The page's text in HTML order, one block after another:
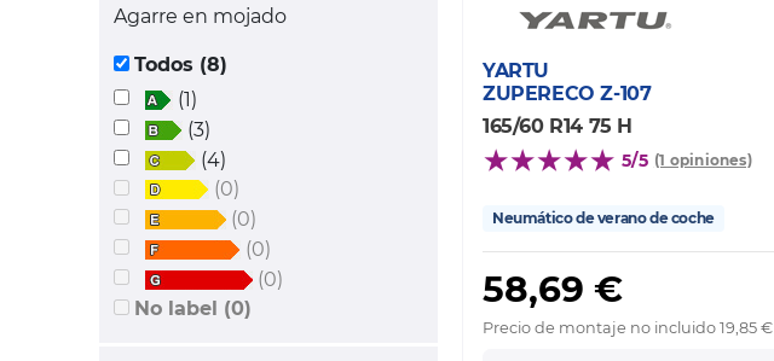
Agarre en mojado
Todos (8)
(1)
(3)
(4)
(0)
(0)
(0)
(0)
No label (0)
YARTU
ZUPERECO Z-107
165/60 R14 75 H
5/5 (1 opiniones)
Neumático de verano de coche
58,69 €
Precio de montaje no incluido 19,85 €